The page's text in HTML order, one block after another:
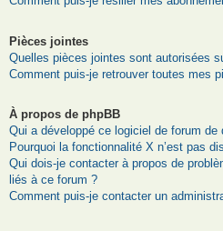
Pièces jointes
Quelles pièces jointes sont autorisées
Comment puis-je retrouver toutes mes
À propos de phpBB
Qui a développé ce logiciel de forum de
Pourquoi la fonctionnalité X n’est pas
Qui dois-je contacter à propos de
liés à ce forum ?
Comment puis-je contacter un